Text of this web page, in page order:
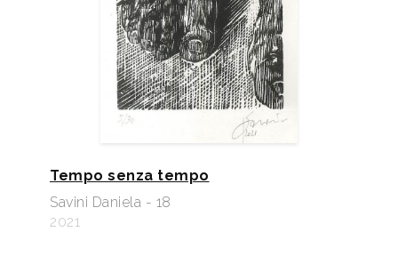
Tempo senza tempo
Savini Daniela - 18
2021